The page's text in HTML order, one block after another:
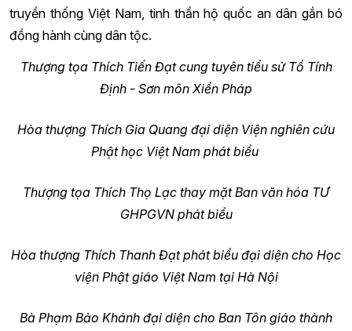
truyền thống Việt Nam, tinh thần hộ quốc an dân gắn bó
đồng hành cùng dân tộc.
Thượng tọa Thích Tiến Đạt cung tuyên tiểu sử Tổ Tính
Định - Sơn môn Xiển Pháp
Hòa thượng Thích Gia Quang đại diện Viện nghiên cứu
Phật học Việt Nam phát biểu
Thượng tọa Thích Thọ Lạc thay mặt Ban văn hóa TƯ
GHPGVN phát biểu
Hòa thượng Thích Thanh Đạt phát biểu đại diện cho Học
viện Phật giáo Việt Nam tại Hà Nội
Bà Phạm Bảo Khánh đại diện cho Ban Tôn giáo thành